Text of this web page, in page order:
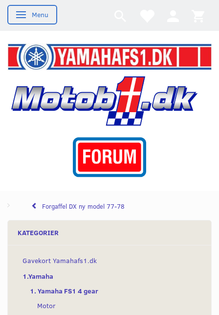
Skifte navigation
Menu
Forgaffel DX ny model 77-78
KATEGORIER
Gavekort Yamahafs1.dk
1.Yamaha
1. Yamaha FS1 4 gear
Motor